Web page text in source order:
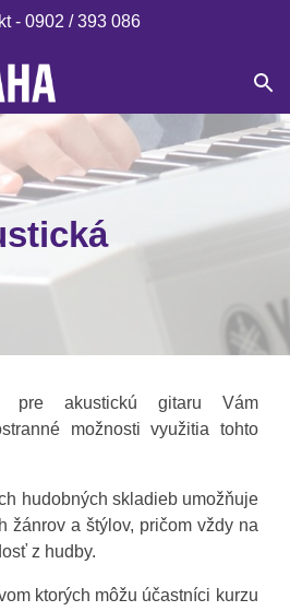
- 0902 / 393 086
pre akustickú gitaru Vám
možnosti využitia tohto
hudobných skladieb umožňuje
žánrov a štýlov, pričom vždy na
z hudby.
ktorých môžu účastníci kurzu